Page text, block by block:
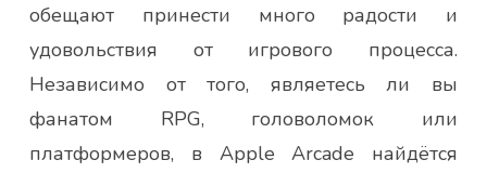
обещают принести много радости и
удовольствия от игрового процесса.
Независимо от того, являетесь ли вы
фанатом RPG, головоломок или
платформеров, в Apple Arcade найдётся